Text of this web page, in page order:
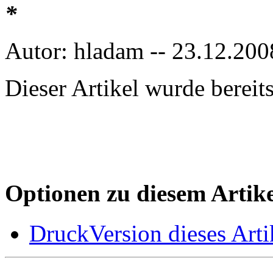
*
Autor: hladam --
Dieser Artikel wurde
Optionen zu diesem
DruckVersion dieses